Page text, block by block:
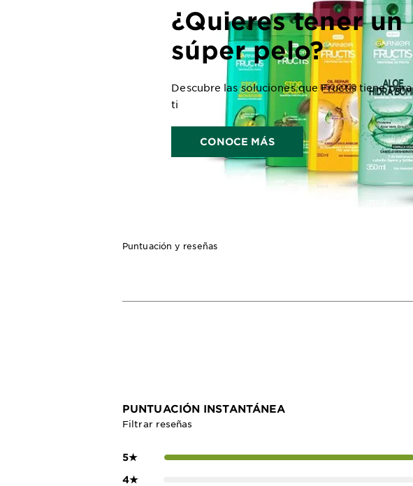
¿Quieres tener un
súper pelo?
Descubre las soluciones que Fructis tiene para
ti
CONOCE MÁS
Puntuación y reseñas
PUNTUACIÓN INSTANTÁNEA
Filtrar reseñas
5★
4★